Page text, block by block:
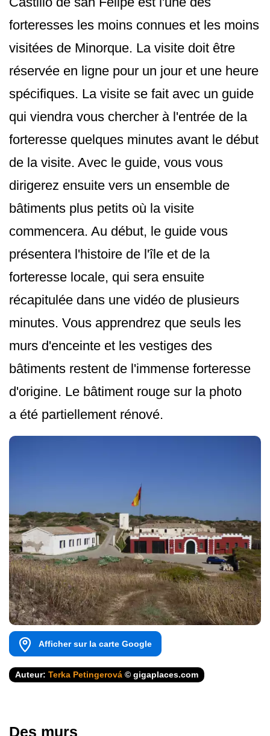
forteresses les moins connues et les moins
visitées de Minorque. La visite doit être
réservée en ligne pour un jour et une heure
spécifiques. La visite se fait avec un guide
qui viendra vous chercher à l'entrée de la
forteresse quelques minutes avant le début
de la visite. Avec le guide, vous vous
dirigerez ensuite vers un ensemble de
bâtiments plus petits où la visite
commencera. Au début, le guide vous
présentera l'histoire de l'île et de la
forteresse locale, qui sera ensuite
récapitulée dans une vidéo de plusieurs
minutes. Vous apprendrez que seuls les
murs d'enceinte et les vestiges des
bâtiments restent de l'immense forteresse
d'origine. Le bâtiment rouge sur la photo
a été partiellement rénové.
Afficher sur la carte Google
Auteur: Terka Petingerová © gigaplaces.com
Des murs